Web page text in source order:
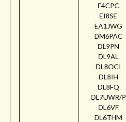
F4CPC
EI8SE
EA1JWG
DM6PAC
DL9PN
DL9AL
DL8OCI
DL8IH
DL8FQ
DL7UWR/P
DL6VF
DL6THM